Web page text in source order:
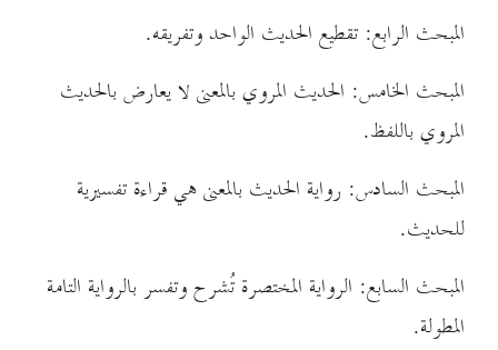
المبحث الرابع: تقطيع الحديث الواحد وتفريقه.
المبحث الخامس: الحديث المروي بالمعنى لا يعارض بالحديث
المروي باللفظ.
المبحث السادس: رواية الحديث بالمعنى هي قراءة تفسيرية
للحديث.
المبحث السابع: الرواية المختصرة تُشرح وتفسر بالرواية التامة
المطولة.